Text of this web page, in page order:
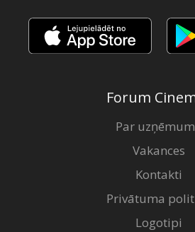
Forum
Par
Vakances
Kontakti
Privātuma
Logotipi